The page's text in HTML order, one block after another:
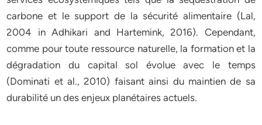
carbone et le support de la sécurité alimentaire (Lal,
2004 in Adhikari and Hartemink, 2016). Cependant,
comme pour toute ressource naturelle, la formation et la
dégradation du capital sol évolue avec le temps
(Dominati et al., 2010) faisant ainsi du maintien de sa
durabilité un des enjeux planétaires actuels.